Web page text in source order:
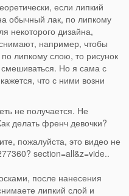
если липкий
обычный лак, по липкому
некоторого дизайна,
например, чтобы
липкому слою, то рисунок
смешиваться. Но я сама с
что с ними возни
не получается. Не
делать френч девочки?
пожалуйста, это видео не
section=all&z=vide..
после нанесения
липкий слой и